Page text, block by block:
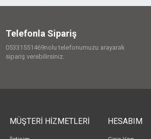
Telefonla Sipariş
05331551469nolu telefonumuzu arayarak
sipariş verebilirsiniz.
MÜŞTERİ HİZMETLERİ HESABIM